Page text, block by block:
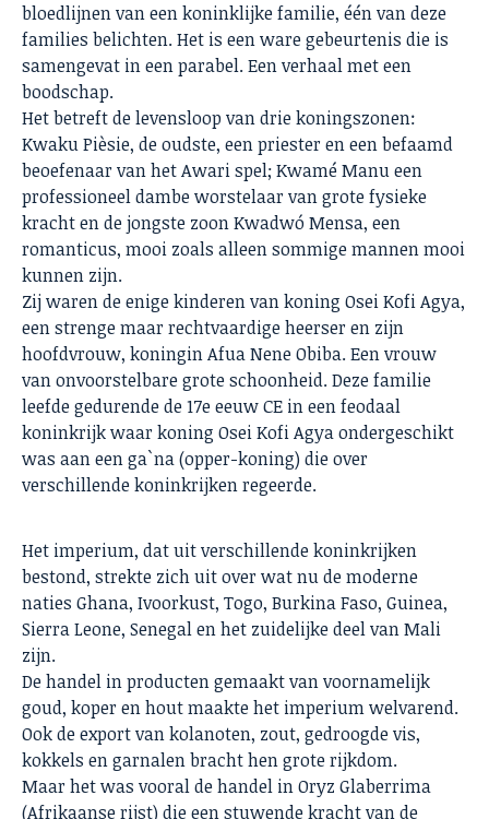
bloedlijnen van een koninklijke familie, één van deze
families belichten. Het is een ware gebeurtenis die is
samengevat in een parabel. Een verhaal met een
boodschap.
Het betreft de levensloop van drie koningszonen:
Kwaku Pièsie, de oudste, een priester en een befaamd
beoefenaar van het Awari spel; Kwamé Manu een
professioneel dambe worstelaar van grote fysieke
kracht en de jongste zoon Kwadwó Mensa, een
romanticus, mooi zoals alleen sommige mannen mooi
kunnen zijn.
Zij waren de enige kinderen van koning Osei Kofi Agya,
een strenge maar rechtvaardige heerser en zijn
hoofdvrouw, koningin Afua Nene Obiba. Een vrouw
van onvoorstelbare grote schoonheid. Deze familie
leefde gedurende de 17e eeuw CE in een feodaal
koninkrijk waar koning Osei Kofi Agya ondergeschikt
was aan een ga`na (opper-koning) die over
verschillende koninkrijken regeerde.
Het imperium, dat uit verschillende koninkrijken
bestond, strekte zich uit over wat nu de moderne
naties Ghana, Ivoorkust, Togo, Burkina Faso, Guinea,
Sierra Leone, Senegal en het zuidelijke deel van Mali
zijn.
De handel in producten gemaakt van voornamelijk
goud, koper en hout maakte het imperium welvarend.
Ook de export van kolanoten, zout, gedroogde vis,
kokkels en garnalen bracht hen grote rijkdom.
Maar het was vooral de handel in Oryz Glaberrima
(Afrikaanse rijst) die een stuwende kracht van de